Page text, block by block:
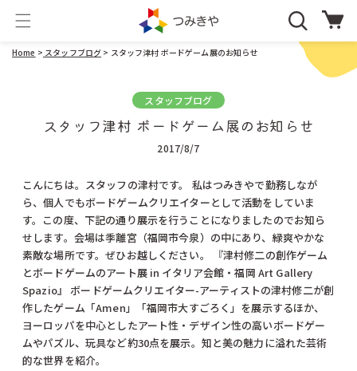
ンツに
進む
ー
ト
Home > スタッフブログ > スタッフ津村 ボードゲーム展のお知らせ
スタッフブログ
スタッフ津村 ボードゲーム展のお知らせ
2017/8/7
こんにちは。スタッフの津村です。 私はつみきやで勤務しなが
ら、個人でもボードゲームクリエイターとして活動をしていま
す。この度、下記の通り展示を行うことになりましたのでお知ら
せします。会場は季離宮（福岡市今泉）の中にあり、緑爽やかな
素敵な場所です。ぜひお越しください。 『津村修二の創作ゲーム
とボードゲームのアート展 in イタリア会館・福岡 Art Gallery
Spazio』 ボードゲームクリエイター-アーティストの津村修二が創
作したゲーム「Amen」「福岡市大すごろく」を展示するほか、
ヨーロッパを中心としたアート性・デザイン性の高いボードゲー
ムやパズル、玩具など約30点を展示。知と美の魅力に溢れた芸術
的な世界を紹介。